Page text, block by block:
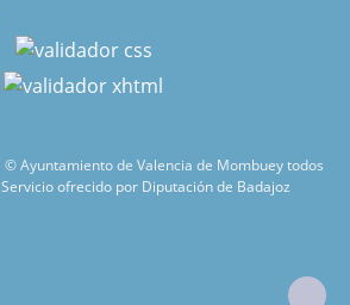
© Ayuntamiento de Valencia de Mombuey todos
Servicio ofrecido por Diputación de Badajoz